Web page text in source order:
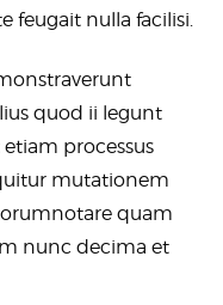
feugait nulla facilisi.
quod ii legunt
etiam processus
mutationem
quam
nunc decima et